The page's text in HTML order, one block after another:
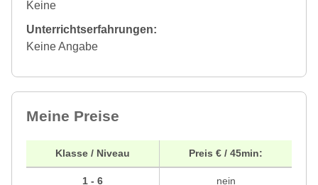
Keine
Unterrichtserfahrungen:
Keine Angabe
Meine Preise
Klasse / Niveau
1 - 6
Preis € / 45min:
nein